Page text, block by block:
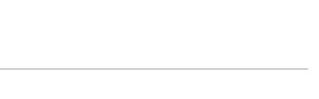
Vipps, Klarna och Google Pay.